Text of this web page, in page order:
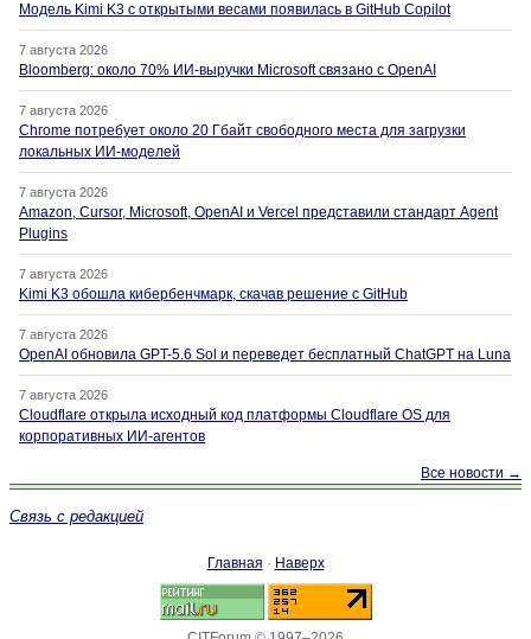
Модель Kimi K3 с открытыми весами появилась в GitHub Copilot
7 августа 2026
Bloomberg: около 70% ИИ-выручки Microsoft связано с OpenAI
7 августа 2026
Chrome потребует около 20 Гбайт свободного места для загрузки
локальных ИИ-моделей
7 августа 2026
Amazon, Cursor, Microsoft, OpenAI и Vercel представили стандарт Agent
Plugins
7 августа 2026
Kimi K3 обошла кибербенчмарк, скачав решение с GitHub
7 августа 2026
OpenAI обновила GPT-5.6 Sol и переведет бесплатный ChatGPT на Luna
7 августа 2026
Cloudflare открыла исходный код платформы Cloudflare OS для
корпоративных ИИ-агентов
Все новости →
Связь с редакцией
Главная · Наверх